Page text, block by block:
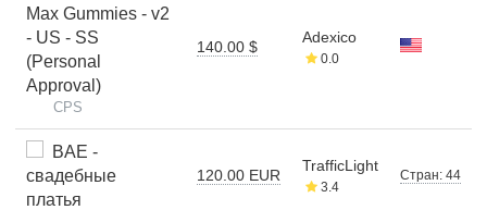
Max Gummies - v2
- US - SS
(Personal
Approval)
CPS
140.00 $
Adexico
0.0
BAE -
свадебные
платья
120.00 EUR
TrafficLight
3.4
Стран: 44